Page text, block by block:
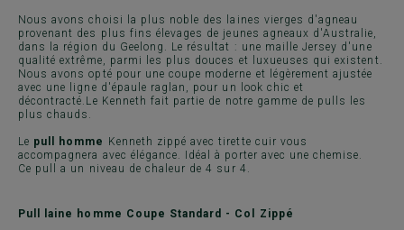
Nous avons choisi la plus noble des laines vierges d'agneau
provenant des plus fins élevages de jeunes agneaux d'Australie,
dans la région du Geelong. Le résultat : une maille Jersey d'une
qualité extrême, parmi les plus douces et luxueuses qui existent.
Nous avons opté pour une coupe moderne et légèrement ajustée
avec une ligne d'épaule raglan, pour un look chic et
décontracté.Le Kenneth fait partie de notre gamme de pulls les
plus chauds.
Le pull homme Kenneth zippé avec tirette cuir vous
accompagnera avec élégance. Idéal à porter avec une chemise.
Ce pull a un niveau de chaleur de 4 sur 4.
Pull laine homme Coupe Standard - Col Zippé